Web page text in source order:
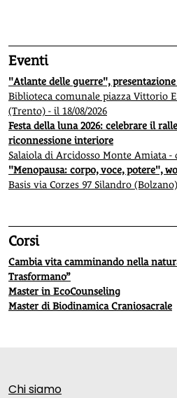
Eventi
"Atlante delle guerre",
Biblioteca comunale piazza Vittorio
(Trento) - il 18/08/2026
Festa della luna 2026: celebrare il
riconnessione interiore
Salaiola di Arcidosso Monte Amiata -
"Menopausa: corpo, voce, potere",
Basis via Corzes 97 Silandro
Corsi
Cambia vita camminando nella
Trasformano”
Master in EcoCounseling
Master di Biodinamica Craniosacrale
Chi siamo